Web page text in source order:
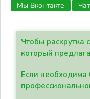
Мы Вконтакте
Чтобы раскрутка
который
Если необходима